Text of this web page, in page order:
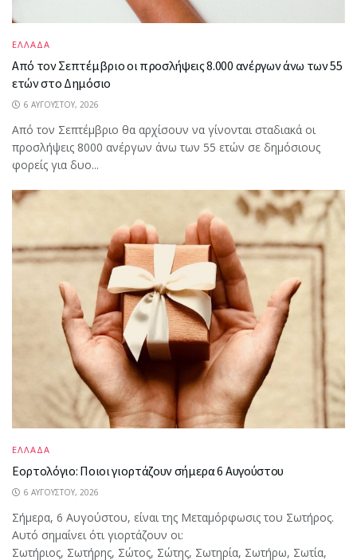
ΕΛΛΑΔΑ
Από τον Σεπτέμβριο οι προσλήψεις 8.000 ανέργων άνω των 55
ετών στο Δημόσιο
6 ΑΥΓΟΎΣΤΟΥ, 2026
Από τον Σεπτέμβριο θα αρχίσουν να γίνονται σταδιακά οι
προσλήψεις 8000 ανέργων άνω των 55 ετών σε δημόσιους
φορείς για δυο...
ΕΛΛΑΔΑ
Εορτολόγιο: Ποιοι γιορτάζουν σήμερα 6 Αυγούστου
6 ΑΥΓΟΎΣΤΟΥ, 2026
Σήμερα, 6 Αυγούστου, είναι της Μεταμόρφωσις του Σωτήρος.
Αυτό σημαίνει ότι γιορτάζουν οι:
Σωτήριος, Σωτήρης, Σώτος, Σώτης, Σωτηρία, Σωτήρω, Σωτία,